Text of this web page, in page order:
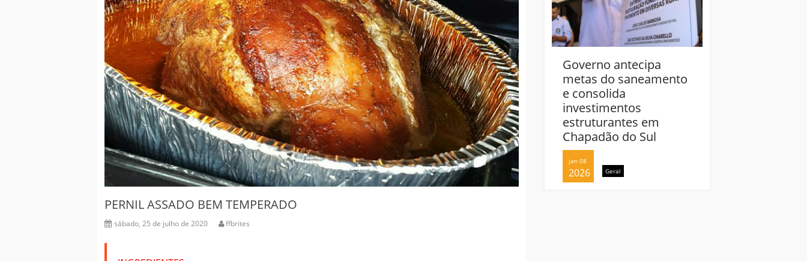
PERNIL ASSADO BEM TEMPERADO
sábado, 25 de julho de 2020 ffbrites
Governo antecipa
metas do saneamento
e consolida
investimentos
estruturantes em
Chapadão do Sul
jan 08
2026 Geral
Governo antecipa
metas do saneamento
e consolida
investimentos
estruturantes em
Chapadão do Sul
jan 08
2026 Geral